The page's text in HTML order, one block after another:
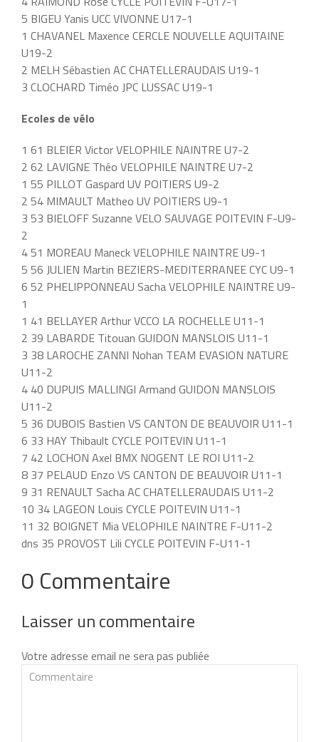
5 BIGEU Yanis UCC VIVONNE U17-1
1 CHAVANEL Maxence CERCLE NOUVELLE AQUITAINE
U19-2
2 MELH Sébastien AC CHATELLERAUDAIS U19-1
3 CLOCHARD Timéo JPC LUSSAC U19-1
Ecoles de vélo
1 61 BLEIER Victor VELOPHILE NAINTRE U7-2
2 62 LAVIGNE Théo VELOPHILE NAINTRE U7-2
1 55 PILLOT Gaspard UV POITIERS U9-2
2 54 MIMAULT Matheo UV POITIERS U9-1
3 53 BIELOFF Suzanne VELO SAUVAGE POITEVIN F-U9-
2
4 51 MOREAU Maneck VELOPHILE NAINTRE U9-1
5 56 JULIEN Martin BEZIERS-MEDITERRANEE CYC U9-1
6 52 PHELIPPONNEAU Sacha VELOPHILE NAINTRE U9-
1
1 41 BELLAYER Arthur VCCO LA ROCHELLE U11-1
2 39 LABARDE Titouan GUIDON MANSLOIS U11-1
3 38 LAROCHE ZANNI Nohan TEAM EVASION NATURE
U11-2
4 40 DUPUIS MALLINGI Armand GUIDON MANSLOIS
U11-2
5 36 DUBOIS Bastien VS CANTON DE BEAUVOIR U11-1
6 33 HAY Thibault CYCLE POITEVIN U11-1
7 42 LOCHON Axel BMX NOGENT LE ROI U11-2
8 37 PELAUD Enzo VS CANTON DE BEAUVOIR U11-1
9 31 RENAULT Sacha AC CHATELLERAUDAIS U11-2
10 34 LAGEON Louis CYCLE POITEVIN U11-1
11 32 BOIGNET Mia VELOPHILE NAINTRE F-U11-2
dns 35 PROVOST Lili CYCLE POITEVIN F-U11-1
0 Commentaire
Laisser un commentaire
Votre adresse email ne sera pas publiée